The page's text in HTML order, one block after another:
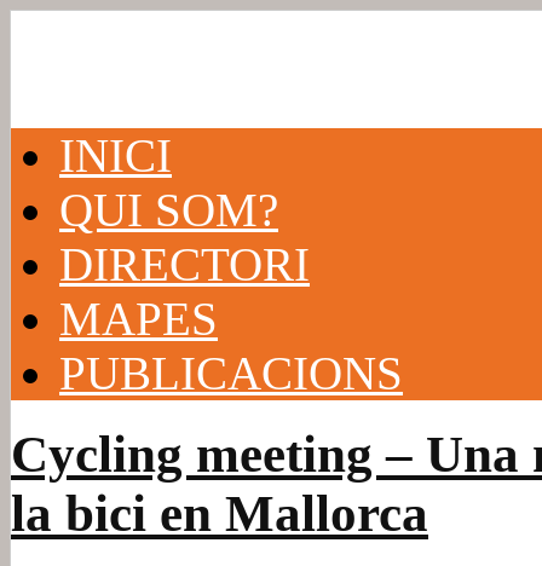
INICI
QUI SOM?
DIRECTORI
MAPES
PUBLICACIONS
Cycling meeting –
la bici en Mallorca